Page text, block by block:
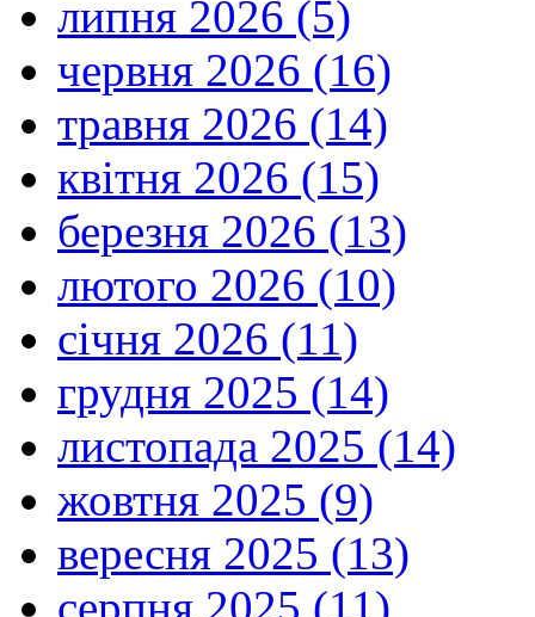
липня 2026 (5)
червня 2026 (16)
травня 2026 (14)
квітня 2026 (15)
березня 2026 (13)
лютого 2026 (10)
січня 2026 (11)
грудня 2025 (14)
листопада 2025 (14)
жовтня 2025 (9)
вересня 2025 (13)
серпня 2025 (11)